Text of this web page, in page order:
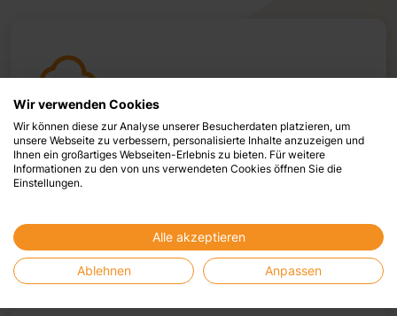
Cloud-ERP
Unsere zukunftsweisende cloudbasierte
Wir verwenden Cookies
Wir können diese zur Analyse unserer Besucherdaten platzieren, um
unsere Webseite zu verbessern, personalisierte Inhalte anzuzeigen und
Ihnen ein großartiges Webseiten-Erlebnis zu bieten. Für weitere
Informationen zu den von uns verwendeten Cookies öffnen Sie die
Einstellungen.
Alle akzeptieren
Ablehnen Anpassen